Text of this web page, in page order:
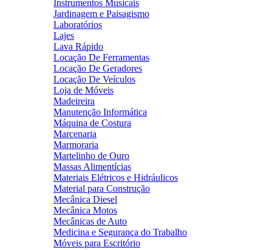
Instrumentos Musicais
Jardinagem e Paisagismo
Laboratórios
Lajes
Lava Rápido
Locação De Ferramentas
Locação De Geradores
Locação De Veículos
Loja de Móveis
Madeireira
Manutenção Informática
Máquina de Costura
Marcenaria
Marmoraria
Martelinho de Ouro
Massas Alimentícias
Materiais Elétricos e Hidráulicos
Material para Construção
Mecânica Diesel
Mecânica Motos
Mecânicas de Auto
Medicina e Segurança do Trabalho
Móveis para Escritório